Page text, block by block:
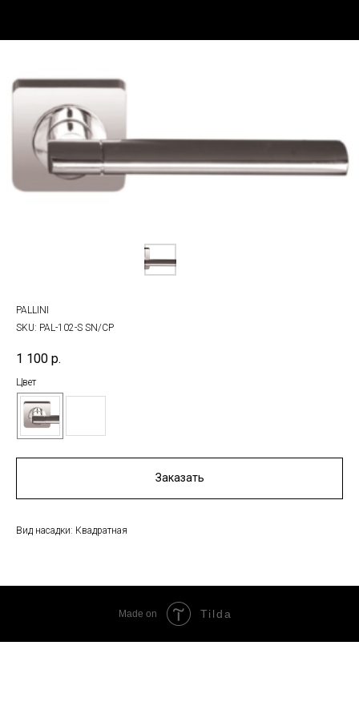
PALLINI
SKU: PAL-102-S SN/CP
1 100 р.
Цвет
Заказать
Вид насадки: Квадратная
Made on Tilda